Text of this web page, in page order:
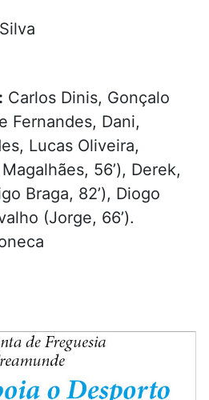
Carlos Dinis, Gonçalo
Fernandes, Dani,
Lucas Oliveira,
56’), Derek,
Braga, 82’), Diogo
(Jorge, 66’).